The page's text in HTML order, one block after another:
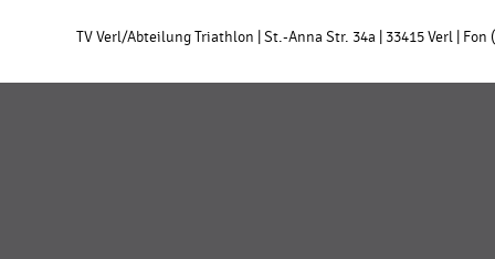
TV Verl/Abteilung Triathlon | St.-Anna Str. 34a | 33415 Verl | Fon